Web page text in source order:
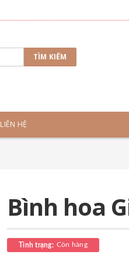
TÌM KIẾM
LIÊN HỆ
Bình hoa
Tình trạng: Còn hàng